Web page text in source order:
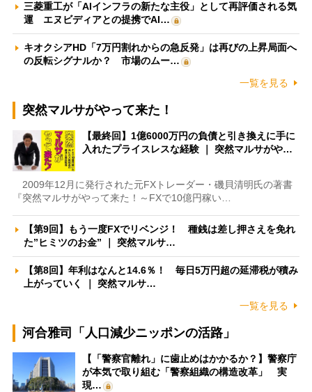
三菱重工が「AIインフラの新たな主役」として再評価される気
運 エヌビディアとの提携でAI…
キオクシアHD「7万円割れからの急反発」は再びの上昇局面へ
の反転シグナルか？ 市場のムー…
一覧を見る
突然マルサがやって来た！
【最終回】1億6000万円の負債と引き換えに手に
入れたプライスレスな経験 ｜ 突然マルサがや…
2009年12月に発行された元FXトレーダー・磯貝清明氏の著書
『突然マルサがやって来た！～FXで10億円稼い…
【第9回】もう一度FXでリベンジ！ 種銭は差し押さえを免れ
た”ヒミツのお金” ｜ 突然マルサ…
【第8回】年利はなんと14.6％！ 毎日5万円超の延滞税が積み
上がっていく ｜ 突然マルサ…
一覧を見る
河合雅司「人口減少ニッポンの活路」
【「警察官離れ」に歯止めはかかるか？】警察庁
が本気で取り組む「警察組織の構造改革」 実
現…